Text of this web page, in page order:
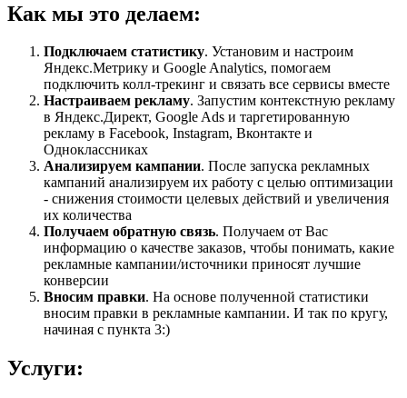
Как мы это делаем:
Подключаем статистику. Установим и настроим
Яндекс.Метрику и Google Analytics, помогаем
подключить колл-трекинг и связать все сервисы вместе
Настраиваем рекламу. Запустим контекстную рекламу
в Яндекс.Директ, Google Ads и таргетированную
рекламу в Facebook, Instagram, Вконтакте и
Одноклассниках
Анализируем кампании. После запуска рекламных
кампаний анализируем их работу с целью оптимизации
- снижения стоимости целевых действий и увеличения
их количества
Получаем обратную связь. Получаем от Вас
информацию о качестве заказов, чтобы понимать, какие
рекламные кампании/источники приносят лучшие
конверсии
Вносим правки. На основе полученной статистики
вносим правки в рекламные кампании. И так по кругу,
начиная с пункта 3:)
Услуги: